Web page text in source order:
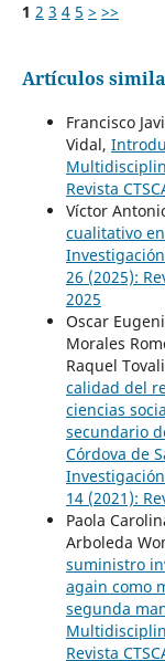
1 2 3 4 5 > >>
Artículos
Francisco
Vidal,
Revista
Víctor
cualitativo
26 (2025):
2025
Oscar
Morales
Raquel
calidad del
ciencias
secundario
Córdova de
14 (2021):
Paola
Arboleda
suministro
again como
segunda
Revista